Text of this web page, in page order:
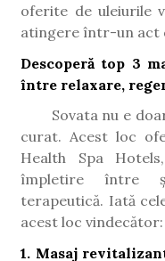
oferite de uleiurile
atingere într-un act
Descoperă top 3
între relaxare,
Sovata nu e
curat. Acest loc
Health Spa
împletire între
terapeutică. Iată
acest loc vindecător:
1. Masaj